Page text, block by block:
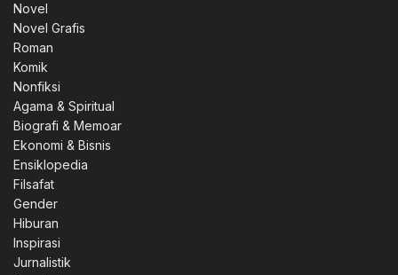
Novel
Novel Grafis
Roman
Komik
Nonfiksi
Agama & Spiritual
Biografi & Memoar
Ekonomi & Bisnis
Ensiklopedia
Filsafat
Gender
Hiburan
Inspirasi
Jurnalistik